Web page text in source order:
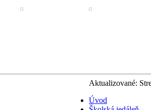
Aktualizované:
Úvod